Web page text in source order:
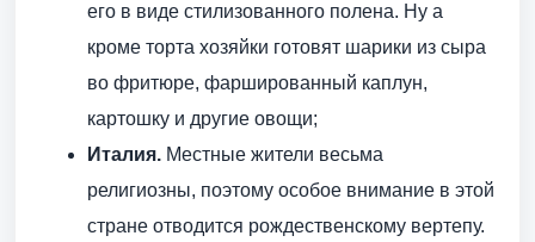
его в виде стилизованного полена. Ну а
кроме торта хозяйки готовят шарики из сыра
во фритюре, фаршированный каплун,
картошку и другие овощи;
Италия. Местные жители весьма
религиозны, поэтому особое внимание в этой
стране отводится рождественскому вертепу.